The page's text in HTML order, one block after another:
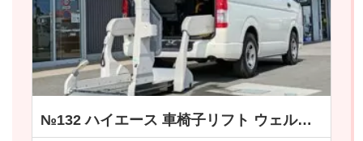
№132 ハイエース 車椅子リフト ウェルキャブ車 車いす仕様車 Ｂタイプ トヨタ